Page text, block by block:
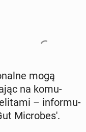
mogą
na ko­mu­
– in­for­mu­
Mi­crobes'.